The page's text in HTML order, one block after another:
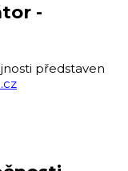
-
představen